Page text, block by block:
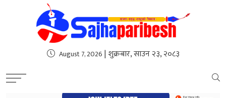
sweet bonanza
August 7, 2026 | शुक्रबार, साउन २३, २०८३